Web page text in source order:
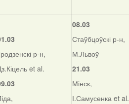
р-н,
et al.
08.03
Стаўбцоўскі р-н,
М.Львоў
21.03
Мінск,
І.Самусенка et al.